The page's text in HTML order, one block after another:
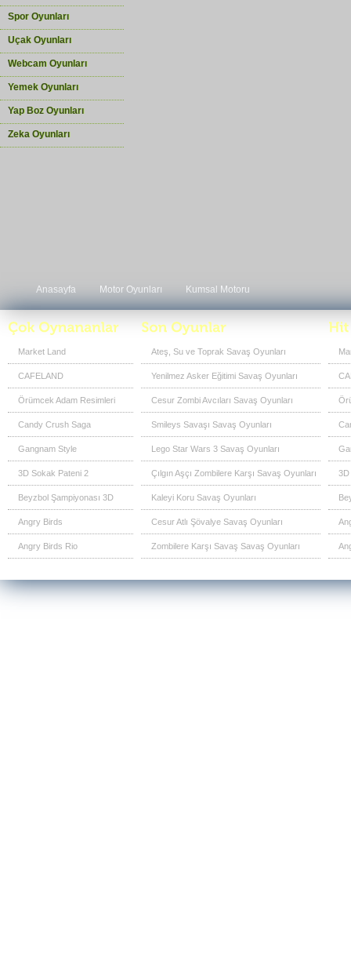
Spor Oyunları
Uçak Oyunları
Webcam Oyunları
Yemek Oyunları
Yap Boz Oyunları
Zeka Oyunları
Anasayfa Motor Oyunları Kumsal Motoru
Market Land
CAFELAND
Örümcek Adam Resimleri
Candy Crush Saga
Gangnam Style
3D Sokak Pateni 2
Beyzbol Şampiyonası 3D
Angry Birds
Angry Birds Rio
Ateş, Su ve Toprak Savaş Oyunları
Yenilmez Asker Eğitimi Savaş Oyunları
Cesur Zombi Avcıları Savaş Oyunları
Smileys Savaşı Savaş Oyunları
Lego Star Wars 3 Savaş Oyunları
Çılgın Aşçı Zombilere Karşı Savaş Oyunları
Kaleyi Koru Savaş Oyunları
Cesur Atlı Şövalye Savaş Oyunları
Zombilere Karşı Savaş Savaş Oyunları
3D